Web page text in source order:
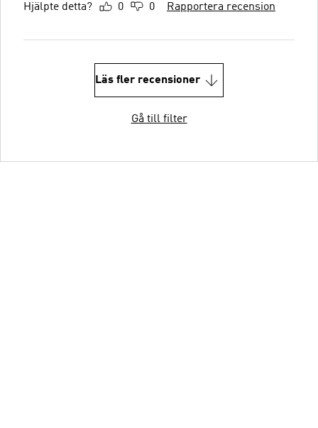
Hjälpte detta? 0 0 Rapportera recension
Läs fler recensioner
Gå till filter